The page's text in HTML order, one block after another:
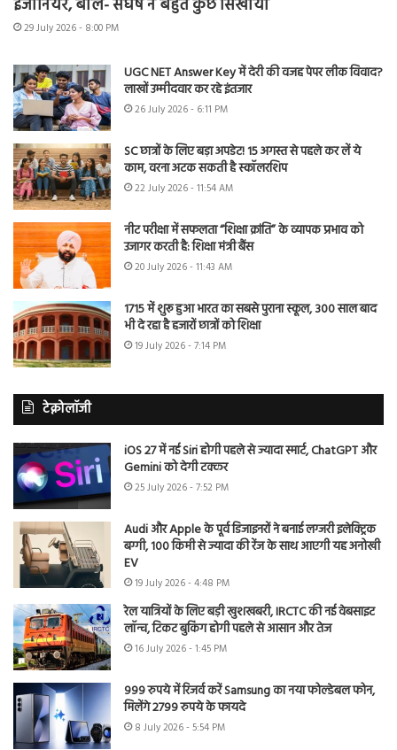
इंजीनियर, बोले- संघर्ष ने बहुत कुछ सिखाया
29 July 2026 - 8:00 PM
UGC NET Answer Key में देरी की वजह पेपर लीक विवाद?
लाखों उम्मीदवार कर रहे इंतजार
26 July 2026 - 6:11 PM
SC छात्रों के लिए बड़ा अपडेट! 15 अगस्त से पहले कर लें ये
काम, वरना अटक सकती है स्कॉलरशिप
22 July 2026 - 11:54 AM
नीट परीक्षा में सफलता “शिक्षा क्रांति” के व्यापक प्रभाव को
उजागर करती है: शिक्षा मंत्री बैंस
20 July 2026 - 11:43 AM
1715 में शुरू हुआ भारत का सबसे पुराना स्कूल, 300 साल बाद
भी दे रहा है हजारों छात्रों को शिक्षा
19 July 2026 - 7:14 PM
टेक्नोलॉजी
iOS 27 में नई Siri होगी पहले से ज्यादा स्मार्ट, ChatGPT और
Gemini को देगी टक्कर
25 July 2026 - 7:52 PM
Audi और Apple के पूर्व डिजाइनरों ने बनाई लग्जरी इलेक्ट्रिक
बग्गी, 100 किमी से ज्यादा की रेंज के साथ आएगी यह अनोखी
EV
19 July 2026 - 4:48 PM
रेल यात्रियों के लिए बड़ी खुशखबरी, IRCTC की नई वेबसाइट
लॉन्च, टिकट बुकिंग होगी पहले से आसान और तेज
16 July 2026 - 1:45 PM
999 रुपये में रिजर्व करें Samsung का नया फोल्डेबल फोन,
मिलेंगे 2799 रुपये के फायदे
8 July 2026 - 5:54 PM